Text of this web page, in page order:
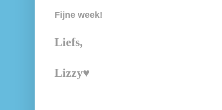
Fijne week!
Liefs,
Lizzy♥